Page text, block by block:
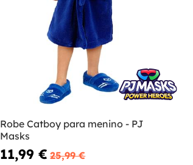
Robe Catboy para menino - PJ
Masks
11,99 € 25,99 €